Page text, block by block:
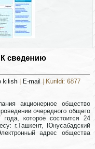
сведению
kilish E-mail | Kurildi: 6877
акционерное общество
очередного общего
которое состоится 24
г.Ташкент, Юнусабадский
адрес общества